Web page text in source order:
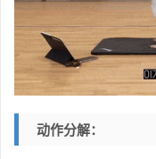
动作分解：